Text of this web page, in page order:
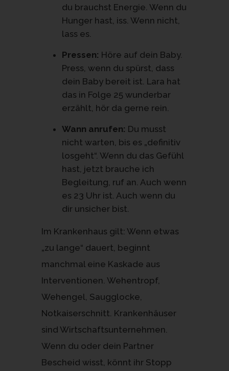
du brauchst Energie. Wenn du
Hunger hast, iss. Wenn nicht,
lass es.
Pressen: Höre auf dein Baby.
Press, wenn du spürst, dass
dein Baby bereit ist. Lara hat
das in Folge 25 wunderbar
erzählt, hör da gerne rein.
Wann anrufen: Du musst
nicht warten, bis es „definitiv
losgeht“. Wenn du das Gefühl
hast, jetzt brauche ich
Begleitung, ruf an. Auch wenn
es 23 Uhr ist. Auch wenn du
dir unsicher bist.
Im Krankenhaus gilt: Wenn etwas
„zu lange“ dauert, beginnt
manchmal eine Kaskade aus
Interventionen. Wehentropf,
Wehengel, Saugglocke,
Notkaiserschnitt. Krankenhäuser
sind Wirtschaftsunternehmen.
Wenn du oder dein Partner
Bescheid wisst, könnt ihr Stopp